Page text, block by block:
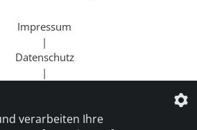
Impressum
|
Datenschutz
|
Beratung
verarbeiten Ihre